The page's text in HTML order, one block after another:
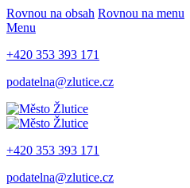
Rovnou na obsah Rovnou na menu
Menu
+420 353 393 171
podatelna@zlutice.cz
+420 353 393 171
podatelna@zlutice.cz